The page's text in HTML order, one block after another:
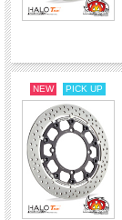
NEW PICK UP